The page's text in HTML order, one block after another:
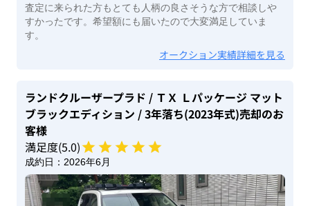
査定に来られた方もとても人柄の良さそうな方で相談しや
すかったです。希望額にも届いたので大変満足していま
す。
オークション実績詳細を見る
ランドクルーザープラド / ＴＸ Ｌパッケージ マット
ブラックエディション / 3年落ち(2023年式)売却のお
客様
満足度(5.0)
成約日： 2026年6月